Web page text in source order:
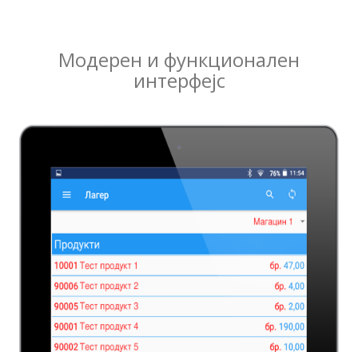
Модерен и функционален
интерфејс